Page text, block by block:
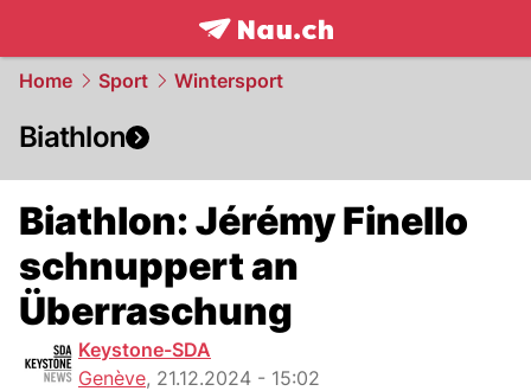
frontpage.NAU.ch
Home Sport Wintersport
Biathlon
Biathlon: Jérémy Finello
schnuppert an
Überraschung
Keystone-SDA
Genève, 21.12.2024 - 15:02